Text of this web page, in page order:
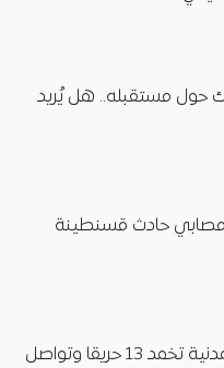
حول مستقبله.. هل يُريد
مصابي حادث قسنطينة
الجمعة.. الحماية المدنية تخمد 13 حريقا وتواصل